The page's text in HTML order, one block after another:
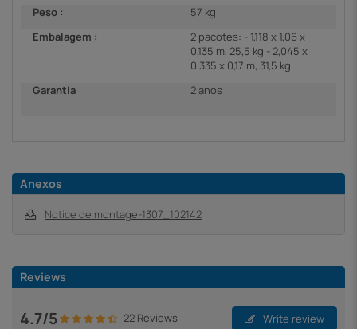
Peso :
57 kg
Embalagem :
2 pacotes: - 1,118 x 1,06 x
0,135 m, 25,5 kg - 2,045 x
0,335 x 0,17 m, 31,5 kg
Garantia
2 anos
Anexos
Notice de montage-1307_102142
Reviews
4.7/5 22 Reviews Write review